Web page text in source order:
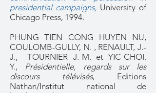
presidential campaigns, University of
Chicago Press, 1994.
PHUNG TIEN CONG HUYEN NU,
COULOMB-GULLY, N. , RENAULT, J.-
J., TOURNIER J.-M. et YIC-CHOI,
Y., Présidentielle, regards sur les
discours télévisés, Editions
Nathan/Institut national de